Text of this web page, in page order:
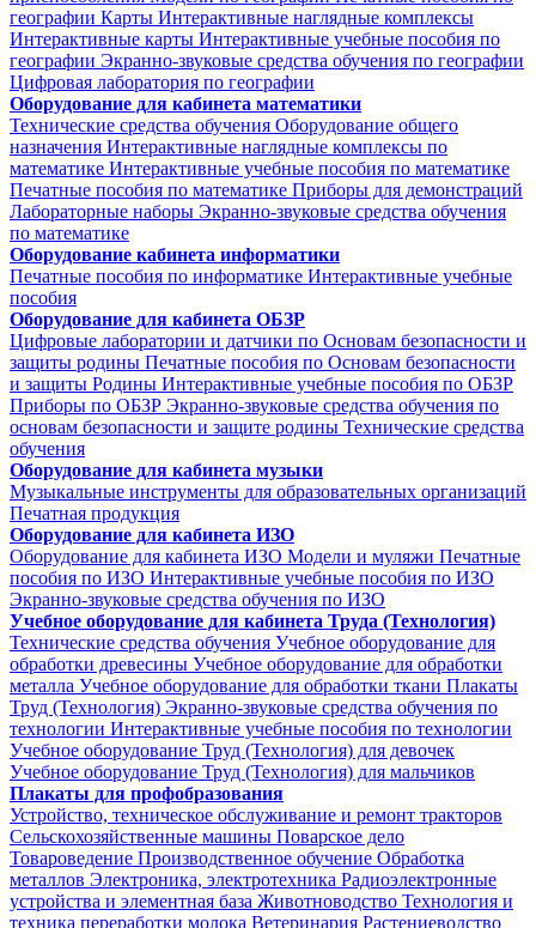
географии Карты Интерактивные наглядные комплексы
Интерактивные карты Интерактивные учебные пособия по
географии Экранно-звуковые средства обучения по географии
Цифровая лаборатория по географии
Оборудование для кабинета математики
Технические средства обучения Оборудование общего
назначения Интерактивные наглядные комплексы по
математике Интерактивные учебные пособия по математике
Печатные пособия по математике Приборы для демонстраций
Лабораторные наборы Экранно-звуковые средства обучения
по математике
Оборудование кабинета информатики
Печатные пособия по информатике Интерактивные учебные
пособия
Оборудование для кабинета ОБЗР
Цифровые лаборатории и датчики по Основам безопасности и
защиты родины Печатные пособия по Основам безопасности
и защиты Родины Интерактивные учебные пособия по ОБЗР
Приборы по ОБЗР Экранно-звуковые средства обучения по
основам безопасности и защите родины Технические средства
обучения
Оборудование для кабинета музыки
Музыкальные инструменты для образовательных организаций
Печатная продукция
Оборудование для кабинета ИЗО
Оборудование для кабинета ИЗО Модели и муляжи Печатные
пособия по ИЗО Интерактивные учебные пособия по ИЗО
Экранно-звуковые средства обучения по ИЗО
Учебное оборудование для кабинета Труда (Технология)
Технические средства обучения Учебное оборудование для
обработки древесины Учебное оборудование для обработки
металла Учебное оборудование для обработки ткани Плакаты
Труд (Технология) Экранно-звуковые средства обучения по
технологии Интерактивные учебные пособия по технологии
Учебное оборудование Труд (Технология) для девочек
Учебное оборудование Труд (Технология) для мальчиков
Плакаты для профобразования
Устройство, техническое обслуживание и ремонт тракторов
Сельскохозяйственные машины Поварское дело
Товароведение Производственное обучение Обработка
металлов Электроника, электротехника Радиоэлектронные
устройства и элементная база Животноводство Технология и
техника переработки молока Ветеринария Растениеводство